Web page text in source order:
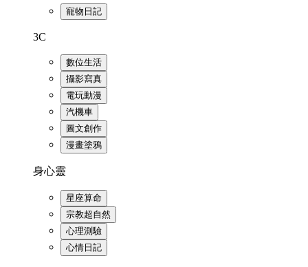
寵物日記
3C
數位生活
攝影寫真
電玩動漫
汽機車
圖文創作
漫畫塗鴉
身心靈
星座算命
宗教超自然
心理測驗
心情日記